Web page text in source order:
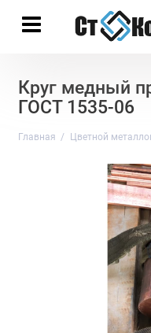
Круг медный
ГОСТ 1535-06
Главная Цветной